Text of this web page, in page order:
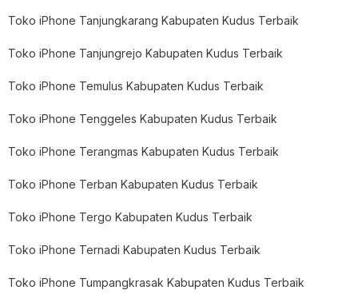
Toko iPhone Tanjungkarang Kabupaten Kudus Terbaik
Toko iPhone Tanjungrejo Kabupaten Kudus Terbaik
Toko iPhone Temulus Kabupaten Kudus Terbaik
Toko iPhone Tenggeles Kabupaten Kudus Terbaik
Toko iPhone Terangmas Kabupaten Kudus Terbaik
Toko iPhone Terban Kabupaten Kudus Terbaik
Toko iPhone Tergo Kabupaten Kudus Terbaik
Toko iPhone Ternadi Kabupaten Kudus Terbaik
Toko iPhone Tumpangkrasak Kabupaten Kudus Terbaik